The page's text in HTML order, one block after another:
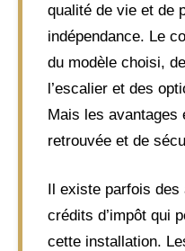
qualité de vie et de
indépendance. Le
du modèle choisi,
l’escalier et des
Mais les avantages
retrouvée et de
Il existe parfois des
crédits d’impôt qui
cette installation.